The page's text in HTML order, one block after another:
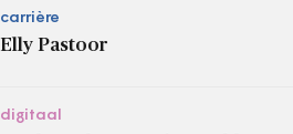
carrière
Elly Pastoor
digitaal